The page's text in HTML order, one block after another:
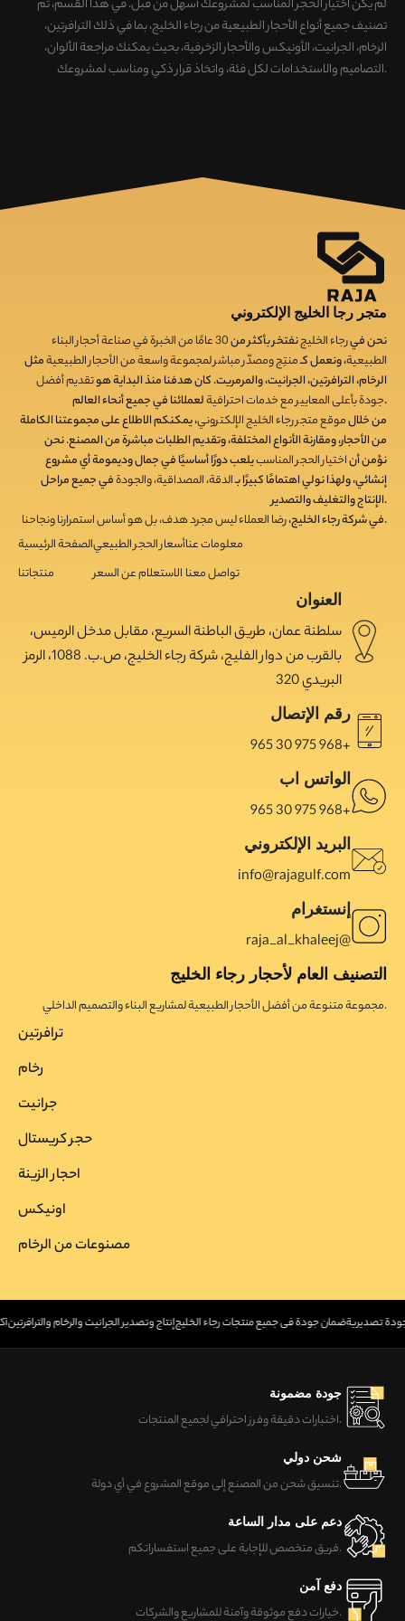
لم يكن اختيار الحجر المناسب لمشروعك أسهل من قبل. في هذا القسم، تم
تصنيفجميع أنواع الأحجار الطبيعية من رجاء الخليج، بما في ذلك الترافرتين،
الرخام، الجرانيت، الأونيكس والأحجار الزخرفية، بحيث يمكنكمراجعة الألوان،
التصاميم والاستخدامات لكل فئة، واتخاذ قرار ذكي ومناسب لمشروعك.
متجر رجا الخليج الإلكتروني
نحن فيرجاء الخليجنفتخر بأكثر من30عامًا من الخبرة في صناعة أحجار البناء
الطبيعية، ونعمل كـمنتِج ومصدّر مباشر لمجموعة واسعة من الأحجار الطبيعيةمثل
الرخام، الترافرتين، الجرانيت، والمرمريت. كان هدفنا منذ البداية هوتقديم أفضل
جودة بأعلى المعايير مع خدمات احترافيةلعملائنا في جميع أنحاء العالم.
من خلالموقع متجر رجاء الخليج الإلكتروني، يمكنكم الاطلاع على مجموعتنا الكاملة
من الأحجار، ومقارنة الأنواع المختلفة، وتقديم الطلبات مباشرة من المصنع. نحن
نؤمن أناختيار الحجر المناسبيلعب دورًا أساسيًا في جمال وديمومة أي مشروع
إنشائي، ولهذا نولي اهتمامًا كبيرًا بـالدقة، المصداقية، والجودةفي جميع مراحل
الإنتاج والتغليف والتصدير.
في شركة رجاء الخليج،رضا العملاء ليس مجرد هدف، بل هو أساس استمرارنا ونجاحنا
.
الصفحة الرئيسية
منتجاتنا
أسعار الحجر الطبيعي
الاستعلام عن السعر
معلومات عنا
تواصل معنا
العنوان
سلطنة عمان، طريق الباطنة السريع، مقابل مدخل الرميس،
بالقرب من دوار الفليج، شركة رجاء الخليج، ص.ب. 1088، الرمز
البريدي 320
رقم الإتصال
965 30 975 968+
الواتس اب
965 30 975 968+
البريد الإلكتروني
info@rajagulf.com
إنستغرام
raja_al_khaleej@
التصنيف العام لأحجار رجاء الخليج
مجموعة متنوعة من أفضل الأحجار الطبيعية لمشاريع البناء والتصميم الداخلي.
ترافرتین
رخام
جرانیت
حجر کریستال
احجار الزینة
اونیکس
مصنوعات من الرخام
إنتاج وتصدير الجرانيت والرخام والترافرتينضمان جودة في جميع منتجات رجاء الخليجتصديرية
جودة مضمونة
اختبارات دقيقة وفرز احترافي لجميع المنتجات.
شحن دولي
تنسيق شحن من المصنع إلى موقع المشروع في أي دولة.
دعم على مدار الساعة
فريق متخصص للإجابة على جميع استفساراتكم.
دفع آمن
خيارات دفع موثوقة وآمنة للمشاريع والشركات.